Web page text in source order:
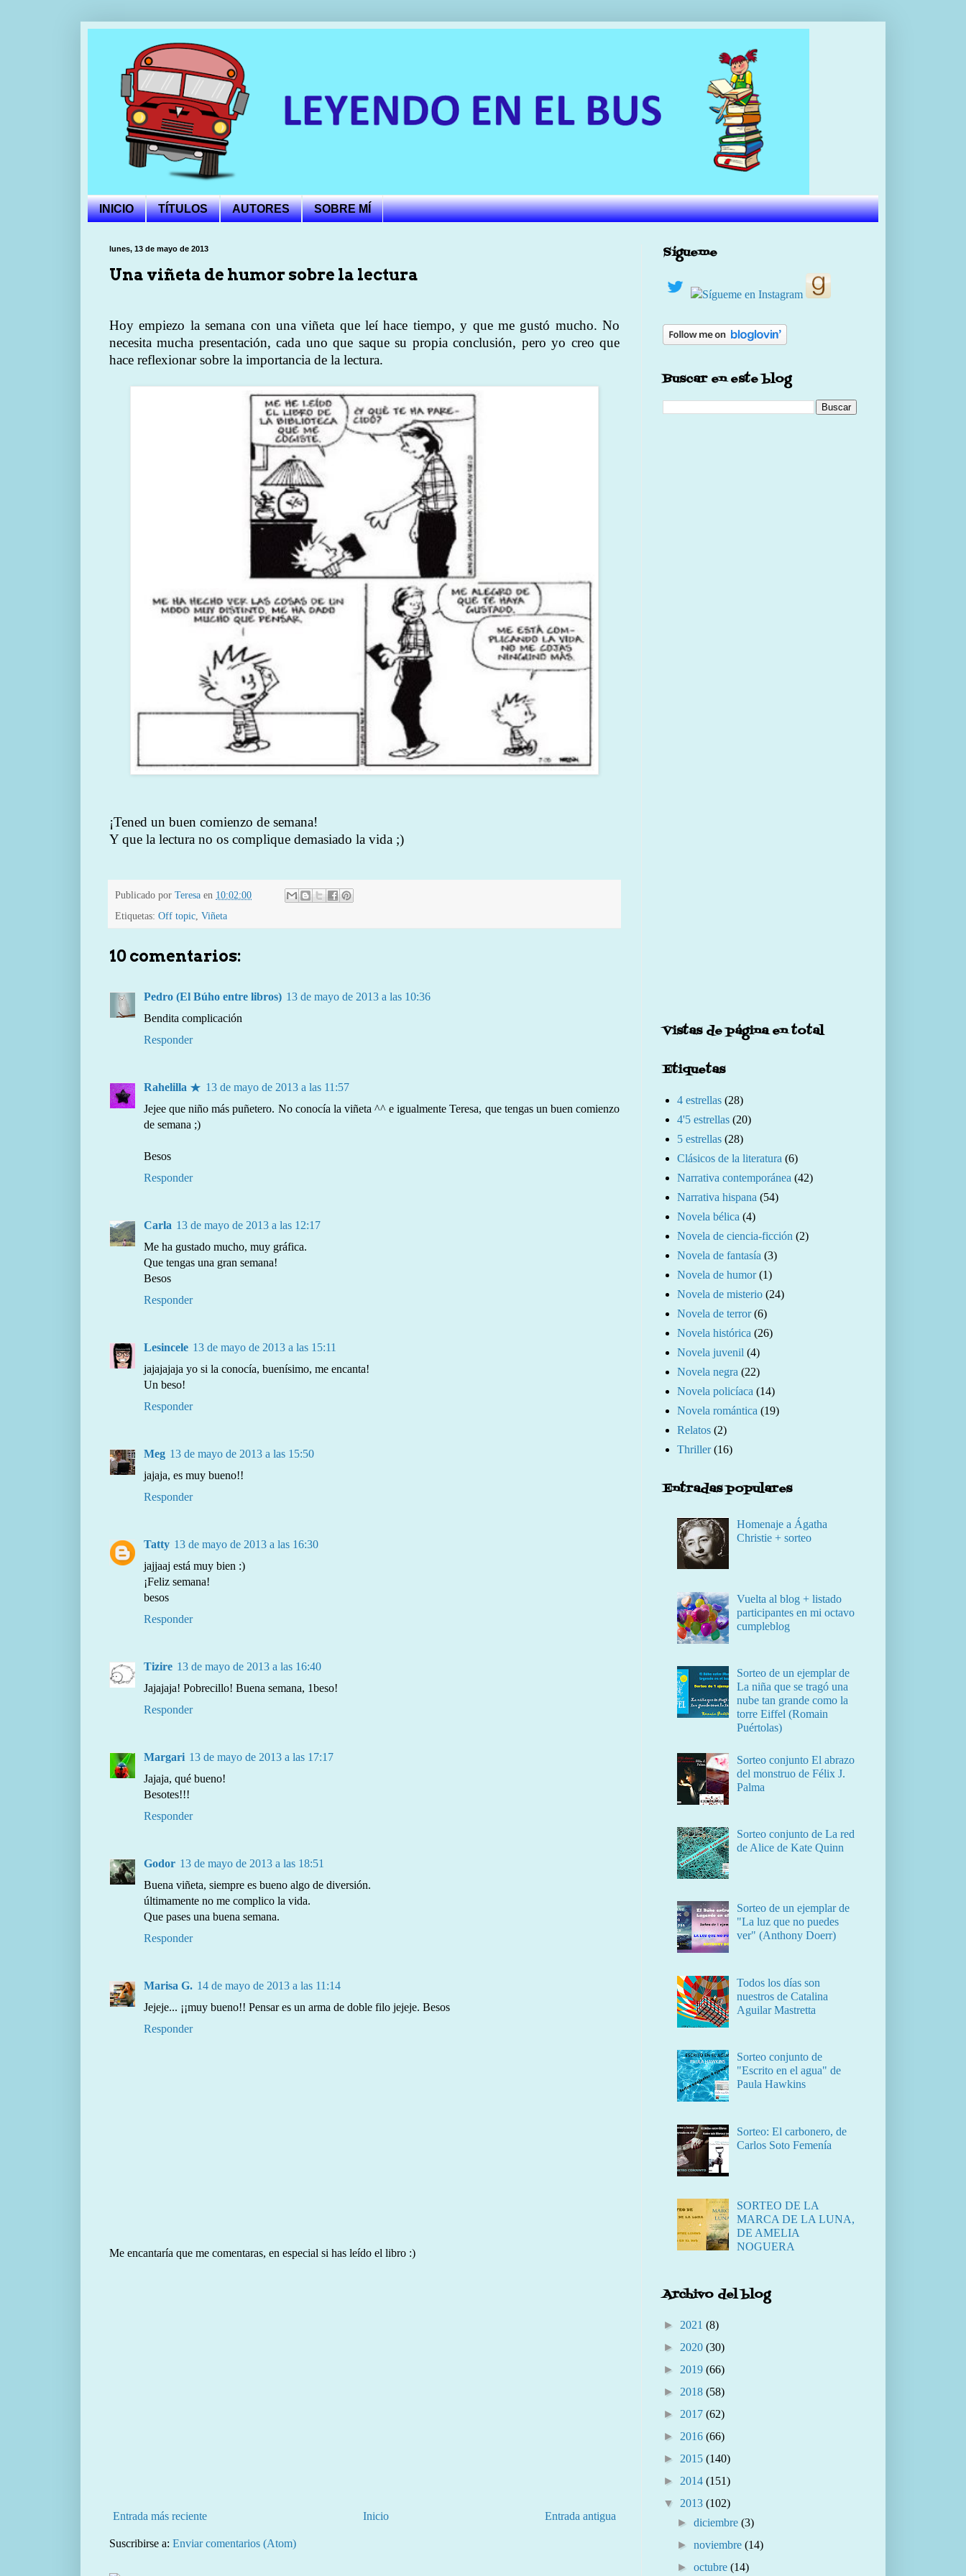
INICIO TÍTULOS AUTORES SOBRE MÍ
lunes, 13 de mayo de 2013
Una viñeta de humor sobre la lectura
Hoy empiezo la semana con una viñeta que leí hace tiempo, y que me gustó mucho. No
necesita mucha presentación, cada uno que saque su propia conclusión, pero yo creo que
hace reflexionar sobre la importancia de la lectura.
¡Tened un buen comienzo de semana!
Y que la lectura no os complique demasiado la vida ;)
Publicado por Teresa en 10:02:00
Etiquetas: Off topic, Viñeta
10 comentarios:
Pedro (El Búho entre libros) 13 de mayo de 2013 a las 10:36
Bendita complicación
Responder
Rahelilla ★ 13 de mayo de 2013 a las 11:57
Jejee que niño más puñetero. No conocía la viñeta ^^ e igualmente Teresa, que tengas un buen comienzo
de semana ;)
Besos
Responder
Carla 13 de mayo de 2013 a las 12:17
Me ha gustado mucho, muy gráfica.
Que tengas una gran semana!
Besos
Responder
Lesincele 13 de mayo de 2013 a las 15:11
jajajajaja yo si la conocía, buenísimo, me encanta!
Un beso!
Responder
Meg 13 de mayo de 2013 a las 15:50
jajaja, es muy bueno!!
Responder
Tatty 13 de mayo de 2013 a las 16:30
jajjaaj está muy bien :)
¡Feliz semana!
besos
Responder
Tizire 13 de mayo de 2013 a las 16:40
Jajajaja! Pobrecillo! Buena semana, 1beso!
Responder
Margari 13 de mayo de 2013 a las 17:17
Jajaja, qué bueno!
Besotes!!!
Responder
Godor 13 de mayo de 2013 a las 18:51
Buena viñeta, siempre es bueno algo de diversión.
últimamente no me complico la vida.
Que pases una buena semana.
Responder
Marisa G. 14 de mayo de 2013 a las 11:14
Jejeje... ¡¡muy bueno!! Pensar es un arma de doble filo jejeje. Besos
Responder
Me encantaría que me comentaras, en especial si has leído el libro :)
Entrada más reciente Entrada antigua
Inicio
Suscribirse a: Enviar comentarios (Atom)
Sígueme
Buscar en este blog
Vistas de página en total
Etiquetas
4 estrellas (28)
4'5 estrellas (20)
5 estrellas (28)
Clásicos de la literatura (6)
Narrativa contemporánea (42)
Narrativa hispana (54)
Novela bélica (4)
Novela de ciencia-ficción (2)
Novela de fantasía (3)
Novela de humor (1)
Novela de misterio (24)
Novela de terror (6)
Novela histórica (26)
Novela juvenil (4)
Novela negra (22)
Novela policíaca (14)
Novela romántica (19)
Relatos (2)
Thriller (16)
Entradas populares
Homenaje a Ágatha
Christie + sorteo
Vuelta al blog + listado
participantes en mi octavo
cumpleblog
Sorteo de un ejemplar de
La niña que se tragó una
nube tan grande como la
torre Eiffel (Romain
Puértolas)
Sorteo conjunto El abrazo
del monstruo de Félix J.
Palma
Sorteo conjunto de La red
de Alice de Kate Quinn
Sorteo de un ejemplar de
"La luz que no puedes
ver" (Anthony Doerr)
Todos los días son
nuestros de Catalina
Aguilar Mastretta
Sorteo conjunto de
"Escrito en el agua" de
Paula Hawkins
Sorteo: El carbonero, de
Carlos Soto Femenía
SORTEO DE LA
MARCA DE LA LUNA,
DE AMELIA
NOGUERA
Archivo del blog
► 2021 (8)
► 2020 (30)
► 2019 (66)
► 2018 (58)
► 2017 (62)
► 2016 (66)
► 2015 (140)
► 2014 (151)
▼ 2013 (102)
►diciembre(3)
►noviembre(14)
►octubre(14)